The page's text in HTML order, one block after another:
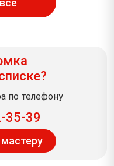
по телефону
35-39